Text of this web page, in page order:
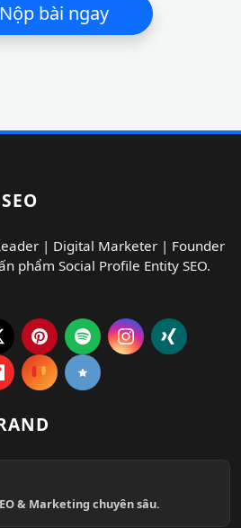
Nộp bài ngay
| Digital Marketer | Founder
phẩm Social Profile Entity SEO.
& Marketing chuyên sâu.